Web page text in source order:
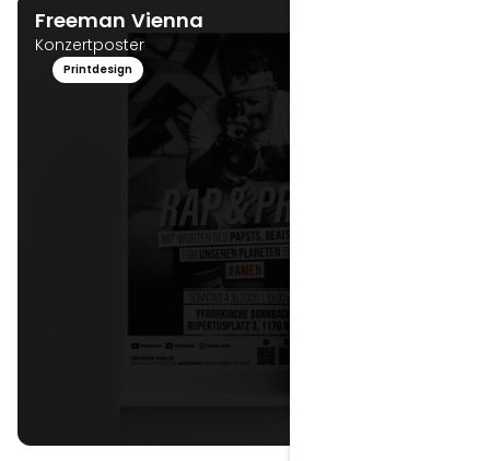
Freeman Vienna
Konzertposter
Printdesign